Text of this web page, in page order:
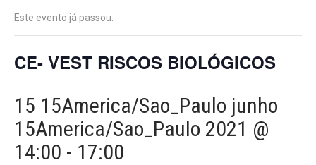
Este evento já passou.
CE- VEST RISCOS BIOLÓGICOS
15 15America/Sao_Paulo junho
15America/Sao_Paulo 2021 @
14:00 - 17:00